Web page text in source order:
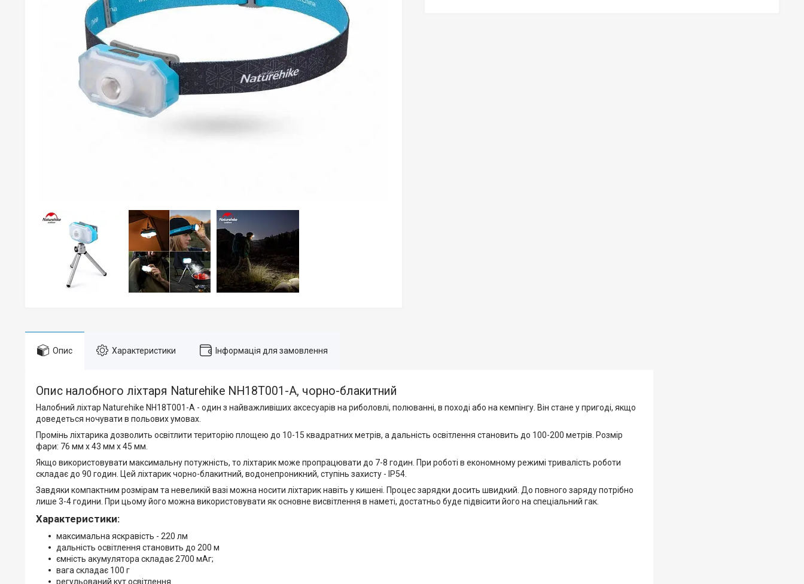
Опис Характеристики Інформація для замовлення
Опис налобного ліхтаря Naturehike NH18T001-A, чорно-блакитний
Налобний ліхтар Naturehike NH18T001-A - один з найважливіших аксесуарів на риболовлі, полюванні, в поході або на кемпінгу. Він стане у пригоді, якщо
доведеться ночувати в польових умовах.
Промінь ліхтарика дозволить освітлити територію площею до 10-15 квадратних метрів, а дальність освітлення становить до 100-200 метрів. Розмір
фари: 76 мм x 43 мм x 45 мм.
Якщо використовувати максимальну потужність, то ліхтарик може пропрацювати до 7-8 годин. При роботі в економному режимі тривалість роботи
складає до 90 годин. Цей ліхтарик чорно-блакитний, водонепроникний, ступінь захисту - IP54.
Завдяки компактним розмірам та невеликій вазі можна носити ліхтарик навіть у кишені. Процес зарядки досить швидкий. До повного заряду потрібно
лише 3-4 години. При цьому його можна використовувати як основне висвітлення в наметі, достатньо буде підвісити його на спеціальний гак.
Характеристики:
максимальна яскравість - 220 лм
дальність освітлення становить до 200 м
ємність акумулятора складає 2700 мАг;
вага складає 100 г
регульований кут освітлення